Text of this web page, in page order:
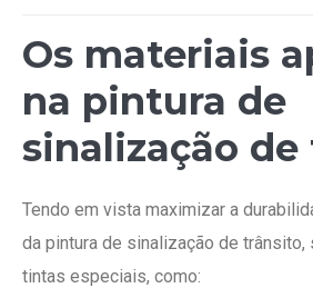
Os materiais
na pintura de
sinalização
Tendo em vista maximizar a
da pintura de sinalização de trânsito,
tintas especiais, como: